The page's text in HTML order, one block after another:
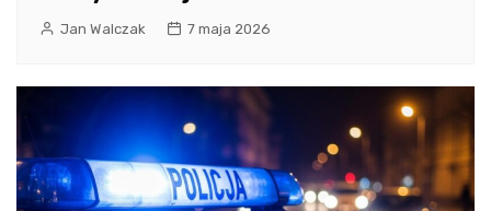
Jan Walczak 7 maja 2026